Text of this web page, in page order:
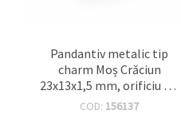
Pandantiv metalic tip
charm Moș Crăciun
23x13x1,5 mm, orificiu 1,5
mm, culoare argintie - 2
COD: 156137